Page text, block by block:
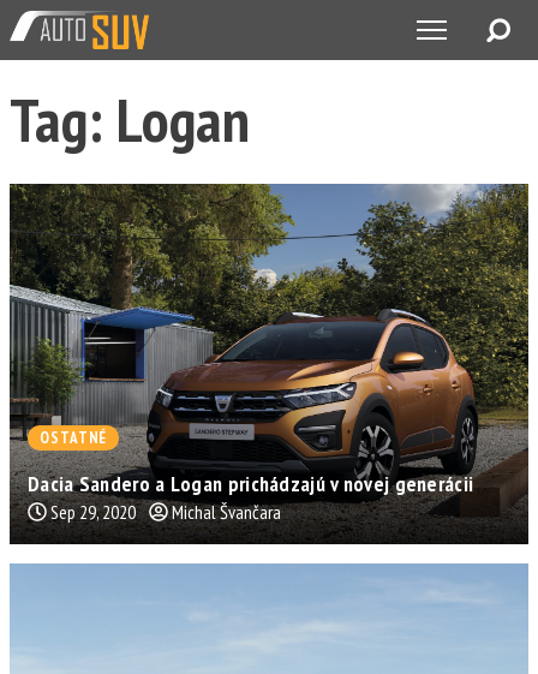
Tag: Logan
OSTATNÉ
Dacia Sandero a Logan prichádzajú v novej generácii
Sep 29, 2020 Michal Švančara